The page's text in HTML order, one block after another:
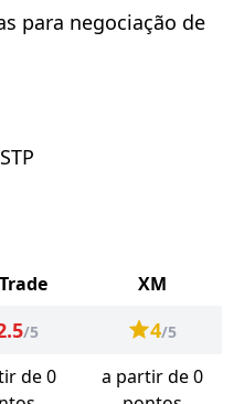
para negociação de
XM
/5 4/5
de 0
a partir de 0